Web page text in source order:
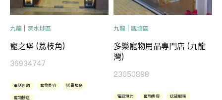
九龍 | 深水埗區
寵之堡 (荔枝角)
36934747
電話預約 寵物美容 送貨服務
寵物接送
九龍 | 觀塘區
多樂寵物用品專門店 (九龍
灣)
23050898
電話預約 寵物美容 送貨服務